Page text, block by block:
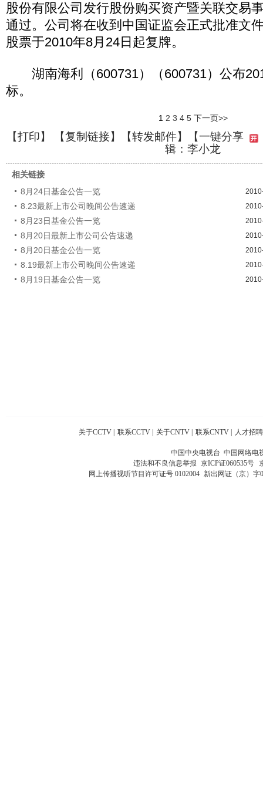
股份有限公司发行股份购买资产暨关联交易
通过。公司将在收到中国证监会正式批准文
股票于2010年8月24日起复牌。
湖南海利（600731）（600731）公布
标。
1 2 3 4 5 下一页>>
【打印】 【复制链接】【转发邮件】
【一键分享
辑：李小龙
相关链接
8月24日基金公告一览
8.23最新上市公司晚间公告速递
8月23日基金公告一览
8月20日最新上市公司公告速递
8月20日基金公告一览
8.19最新上市公司晚间公告速递
8月19日基金公告一览
关于CCTV | 联系CCTV | 关于CNTV | 联系CNTV | 人才招聘
中国中央电视台 中国网络电
违法和不良信息举报 京ICP证060535号
网上传播视听节目许可证号 0102004 新出网证（京）